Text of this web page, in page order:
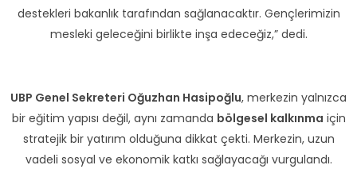
destekleri bakanlık tarafından sağlanacaktır. Gençlerimizin
mesleki geleceğini birlikte inşa edeceğiz,” dedi.
UBP Genel Sekreteri Oğuzhan Hasipoğlu, merkezin yalnızca
bir eğitim yapısı değil, aynı zamanda bölgesel kalkınma için
stratejik bir yatırım olduğuna dikkat çekti. Merkezin, uzun
vadeli sosyal ve ekonomik katkı sağlayacağı vurgulandı.